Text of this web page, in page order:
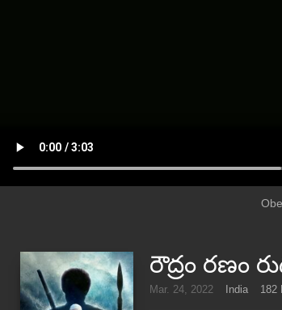
రౌద్రం రణం
Mar. 24, 2022 India 182